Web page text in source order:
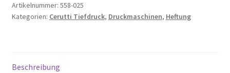
Artikelnummer: 558-025
Kategorien: Cerutti Tiefdruck, Druckmaschinen, Heftung
Beschreibung